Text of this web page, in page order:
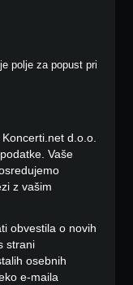
polje za popust pri
d.o.o.
Vaše
z vašim
obvestila o novih
strani
osebnih
e-maila